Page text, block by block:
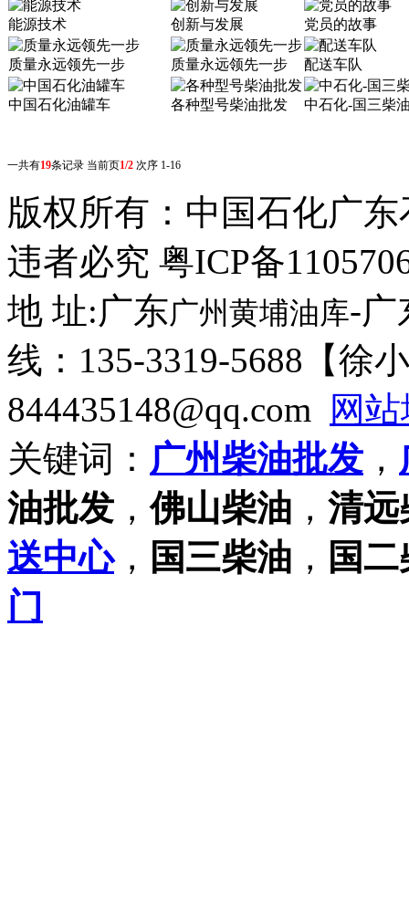
能源技术 创新与发展 党员的故事
质量永远领先一步 质量永远领先一步 配送车队
中国石化油罐车 各种型号柴油批发 中石化-国三柴
一共有19条记录 当前页1/2 次序 1-16
版权所有： 中国石化广
违者必究 粤ICP备
地 址:广东广州黄埔油库-广
线：135-3319-5688【徐
844435148@qq.com
网
关键词： 广州柴油批发 ，
油批发 ，佛山柴油 ， 清远
送中心， 国三柴油 ， 国
门